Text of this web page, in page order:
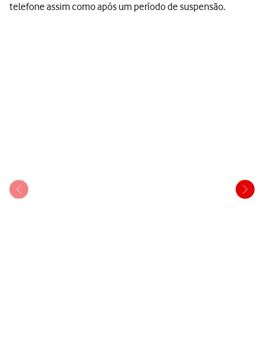
telefone assim como após um período de suspensão.